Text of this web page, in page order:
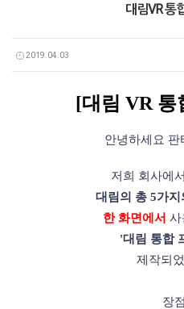
대림VR 통
2019.04.03
[대림 VR 통
안녕하세요 판
저희 회사에
대림의 총 5가
한 화면에서 사
'대림 통합
제작되
장